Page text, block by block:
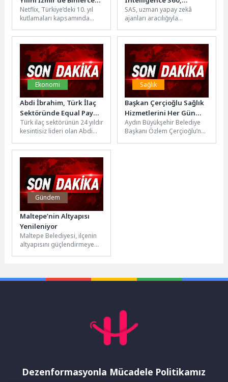
Kişiyle Kutladı. Sırada
İstanbul ve Ankara Var
Netflix, Türkiye’deki 10. yıl
kutlamaları kapsamında
Ama: Bir Netflix Festivali”...
Genişletilmiş Ajan
Tabanlı Yapay Zeka
Yeteneklerini Tanıttı
SAS, uzman yapay zekâ
ajanları aracılığıyla
çerçevede daha hızlı aksiyon
almalarına olanak...
Ekonomi
Abdi İbrahim, Türk İlaç
Sektöründe Equal Pay
Sertifikasını Alan İlk
Şirket Oldu
Türk ilaç sektörünün 24 yıldır
kesintisiz lideri olan Abdi
çalışanlarına aynı...
Sağlık
Başkan Çerçioğlu Sağlık
Hizmetlerini Her Gün
Yüzlerce Vatandaşa
Ulaştırıyor
Aydın Büyükşehir Belediye
Başkanı Özlem Çerçioğlu’nun
Gündem
Maltepe’nin Altyapısı
Yenileniyor
Maltepe Belediyesi, ilçenin
altyapısını güçlendirmeye
çalışmalar...
Dezenformasyonla Mücadele Politikamız